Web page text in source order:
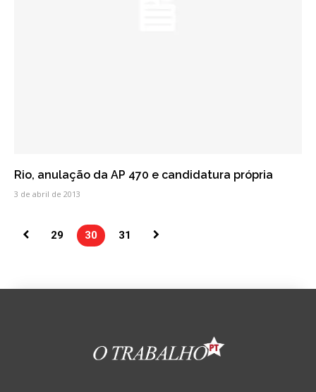
Rio, anulação da AP 470 e candidatura própria
3 de abril de 2013
29 30 31